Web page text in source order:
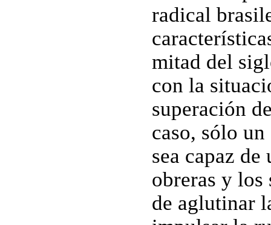
radical
mitad del
con la
superación
caso, sólo
sea capaz de
obreras y los
de aglutinar